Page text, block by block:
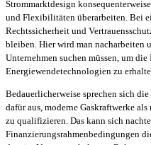
Strommarktdesign
und Flexibilitäten überarbeiten. Bei
Rechtssicherheit und
bleiben. Hier wird man nacharbeiten
Unternehmen suchen müssen, um
Energiewendetechnologien zu
Bedauerlicherweise sprechen sich
dafür aus, moderne Gaskraftwerke
zu qualifizieren. Das kann sich
Finanzierungsrahmenbedingungen